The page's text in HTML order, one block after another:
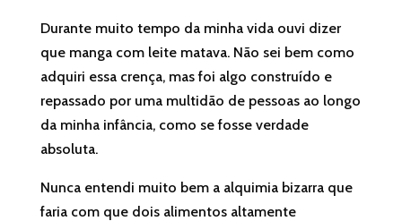
Durante muito tempo da minha vida ouvi dizer
que manga com leite matava. Não sei bem como
adquiri essa crença, mas foi algo construído e
repassado por uma multidão de pessoas ao longo
da minha infância, como se fosse verdade
absoluta.
Nunca entendi muito bem a alquimia bizarra que
faria com que dois alimentos altamente